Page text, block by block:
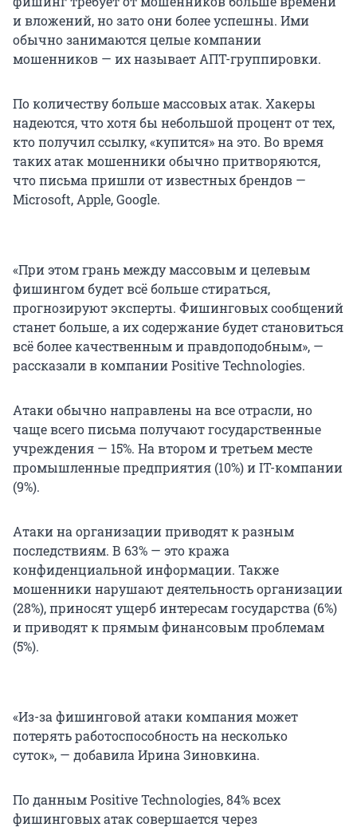
и вложений, но зато они более успешны. Ими
обычно занимаются целые компании
мошенников — их называет АПТ-группировки.
По количеству больше массовых атак. Хакеры
надеются, что хотя бы небольшой процент от тех,
кто получил ссылку, «купится» на это. Во время
таких атак мошенники обычно притворяются,
что письма пришли от известных брендов —
Microsoft, Apple, Google.
«При этом грань между массовым и целевым
фишингом будет всё больше стираться,
прогнозируют эксперты. Фишинговых сообщений
станет больше, а их содержание будет становиться
всё более качественным и правдоподобным», —
рассказали в компании Positive Technologies.
Атаки обычно направлены на все отрасли, но
чаще всего письма получают государственные
учреждения — 15%. На втором и третьем месте
промышленные предприятия (10%) и IT-компании
(9%).
Атаки на организации приводят к разным
последствиям. В 63% — это кража
конфиденциальной информации. Также
мошенники нарушают деятельность организации
(28%), приносят ущерб интересам государства (6%)
и приводят к прямым финансовым проблемам
(5%).
«Из-за фишинговой атаки компания может
потерять работоспособность на несколько
суток», — добавила Ирина Зиновкина.
По данным Positive Technologies, 84% всех
фишинговых атак совершается через